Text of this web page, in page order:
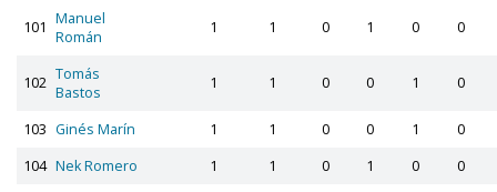
101 Manuel
Román
1 1 0 1 0 0
102 Tomás
Bastos
1 1 0 0 1 0
103 Ginés Marín 1 1 0 0 1
0
104 Nek Romero 1 1 0 1 0 0